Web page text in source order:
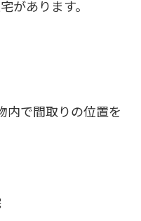
があります。
内で間取りの位置を